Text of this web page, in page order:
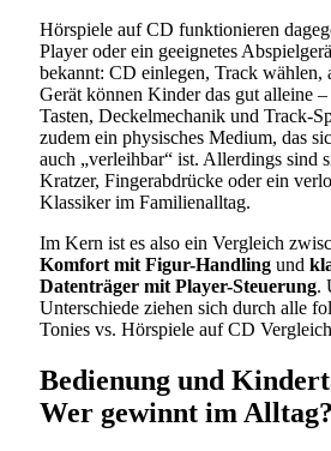
Hörspiele auf CD funktionieren
Player oder ein geeignetes
bekannt: CD einlegen, Track wählen,
Gerät können Kinder das gut alleine
Tasten, Deckelmechanik und Track-
zudem ein physisches Medium, das
auch „verleihbar“ ist. Allerdings sind
Kratzer, Fingerabdrücke oder ein
Klassiker im Familienalltag.
Im Kern ist es also ein Vergleich
Komfort mit Figur-Handling und
Datenträger mit Player-Steuerung.
Unterschiede ziehen sich durch alle
Tonies vs. Hörspiele auf CD
Bedienung und
Wer gewinnt im Alltag?